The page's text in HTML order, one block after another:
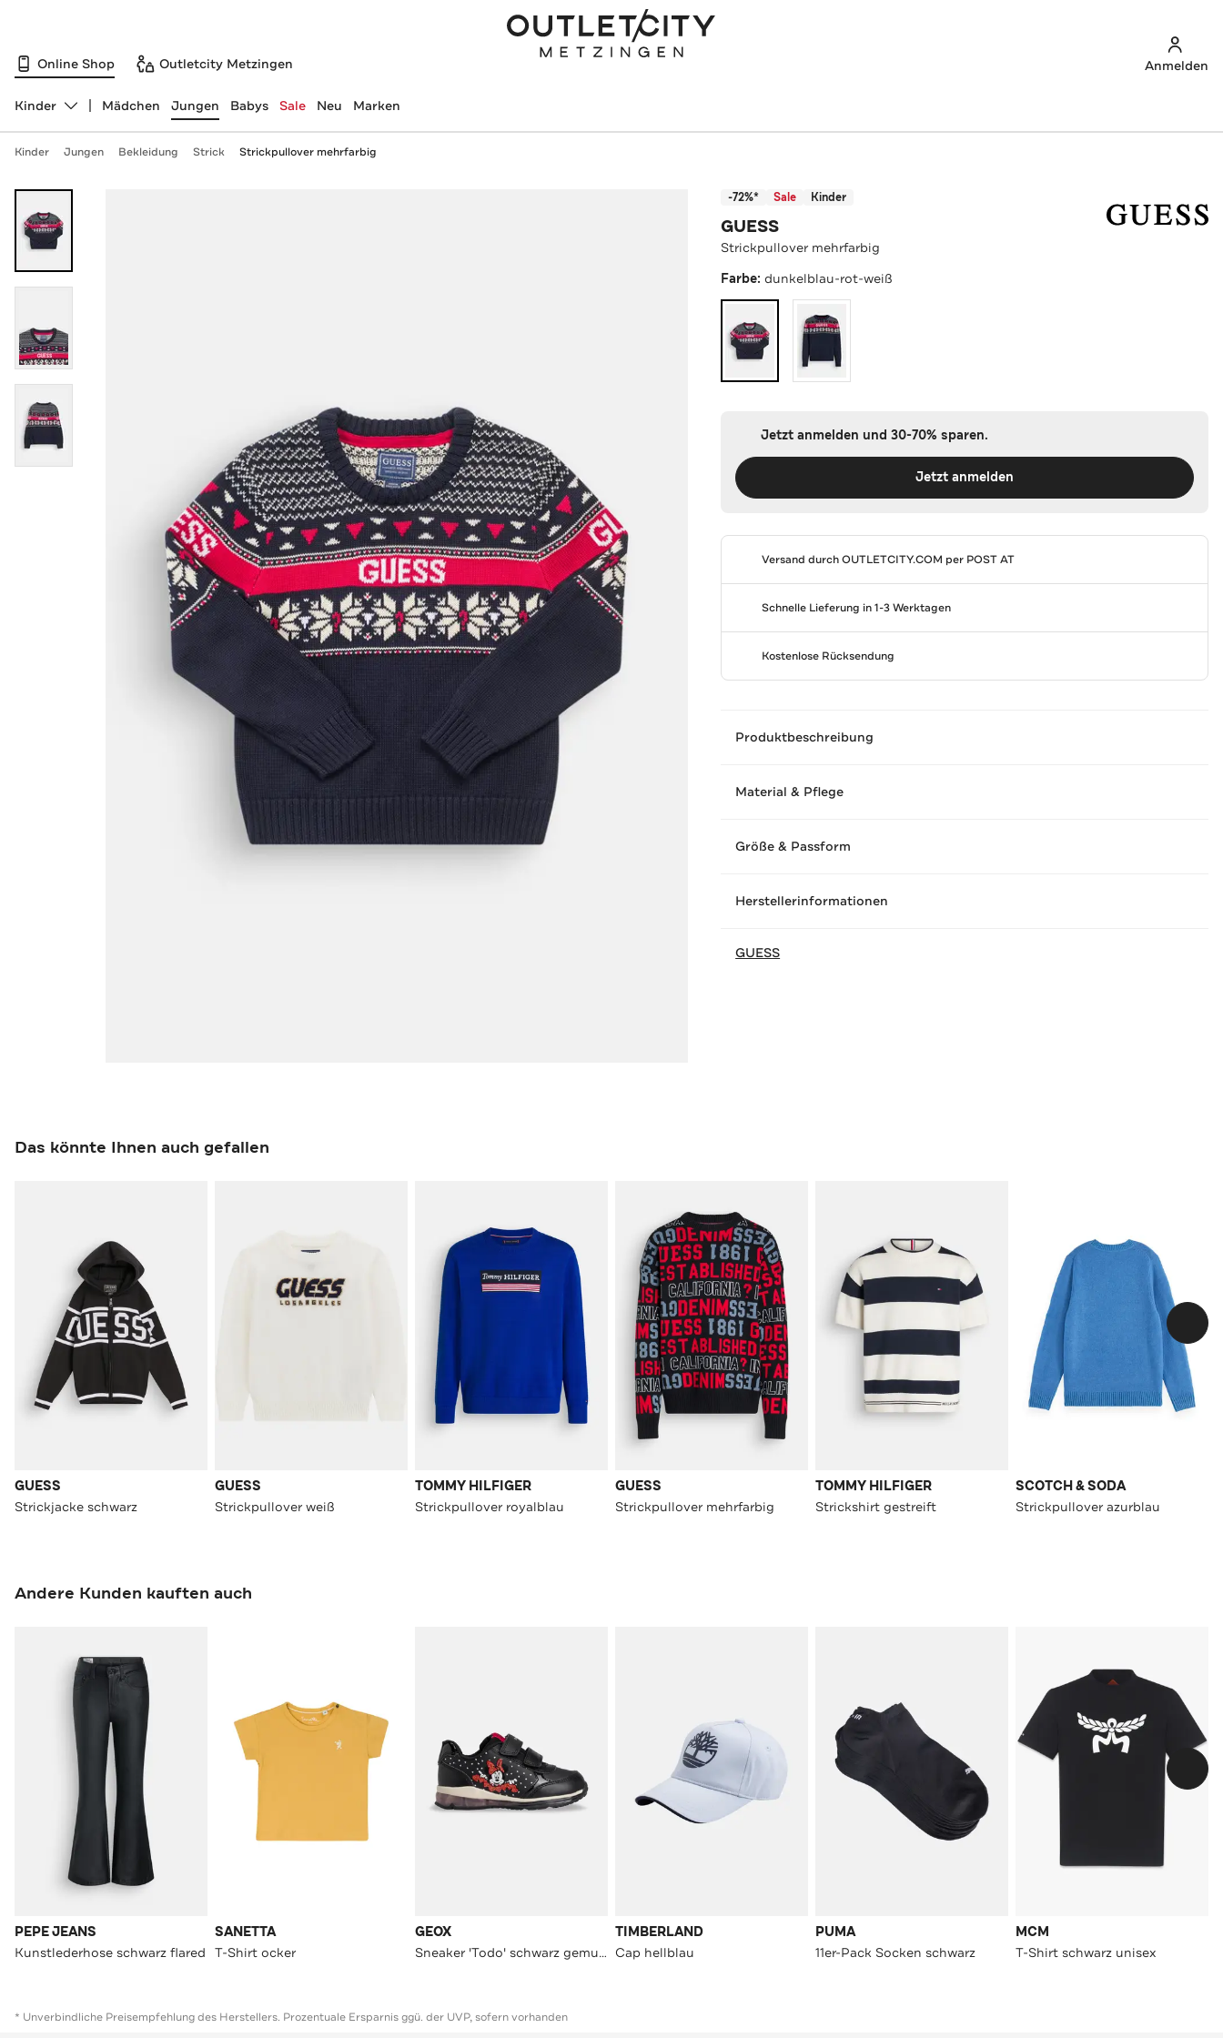
Online Shop Outletcity Metzingen Anmelden
Abteilung ändern, ausgewählt:
Kinder Mädchen Jungen Babys Sale Neu Marken
Kinder Jungen Bekleidung Strick Strickpullover mehrfarbig
-72%* Sale Kinder
GUESS
Strickpullover mehrfarbig
Farbe:dunkelblau-rot-weiß
Jetzt anmelden und 30-70% sparen.
Jetzt anmelden
Versand durchOUTLETCITY.COM per POST AT
Schnelle Lieferung in 1-3 Werktagen
Kostenlose Rücksendung
Produktbeschreibung
Material & Pflege
Größe & Passform
Herstellerinformationen
GUESS
Das könnte Ihnen auch gefallen
GUESS
Strickjacke schwarz
GUESS
Strickpullover weiß
TOMMY HILFIGER
Strickpullover royalblau
GUESS
Strickpullover mehrfarbig
TOMMY HILFIGER
Strickshirt gestreift
SCOTCH & SODA
Strickpullover azurblau
Andere Kunden kauften auch
PEPE JEANS
Kunstlederhose schwarz flared
SANETTA
T-Shirt ocker
GEOX
Sneaker 'Todo' schwarz gemustert
TIMBERLAND
Cap hellblau
PUMA
11er-Pack Socken schwarz
MCM
T-Shirt schwarz unisex
* Unverbindliche Preisempfehlung des Herstellers. Prozentuale Ersparnis ggü. der UVP, sofern vorhanden